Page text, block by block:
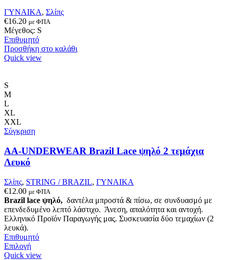
ΓΥΝΑΙΚΑ, Σλίπς
€16.20 με ΦΠΑ
Μέγεθος: S
Επιθυμητό
Προσθήκη στο καλάθι
Quick view
S
M
L
XL
XXL
Σύγκριση
AA-UNDERWEAR Brazil Lace ψηλό 2 τεμάχια
Λευκό
Σλίπς, STRING / BRAZIL, ΓΥΝΑΙΚΑ
€12.00 με ΦΠΑ
Brazil lace ψηλό, δαντέλα μπροστά & πίσω, σε συνδυασμό με
επενδεδυμένο λεπτό λάστιχο. Άνεση, απαλότητα και αντοχή.
Ελληνικό Προϊόν Παραγωγής μας. Συσκευασία δύο τεμαχίων (2
λευκά).
Επιθυμητό
ΕπιλογήΑυτό
το
Quick view